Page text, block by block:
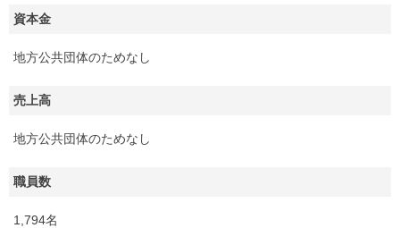
資本金
地方公共団体のためなし
売上高
地方公共団体のためなし
職員数
1,794名